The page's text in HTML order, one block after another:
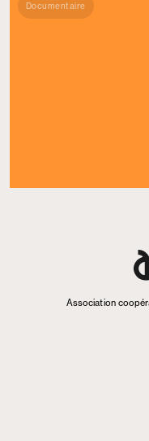
Documentaire
Association